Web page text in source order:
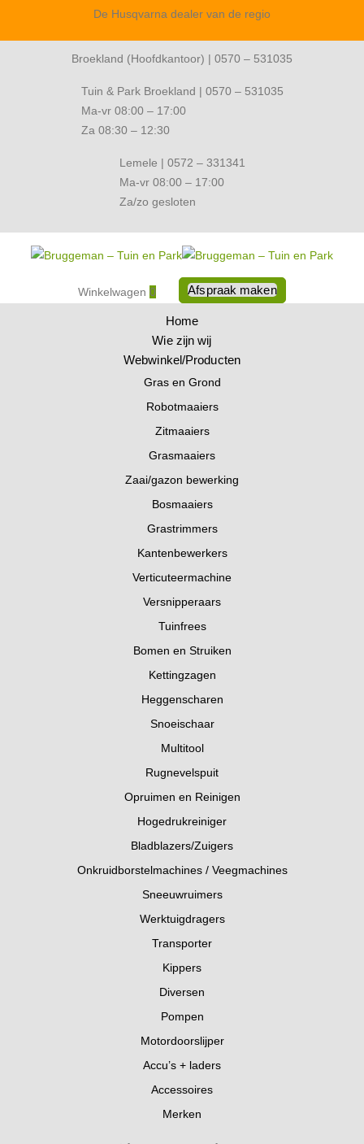
De Husqvarna dealer van de regio
Broekland (Hoofdkantoor) | 0570 – 531035
Tuin & Park Broekland | 0570 – 531035
Ma-vr 08:00 – 17:00
Za 08:30 – 12:30
Lemele | 0572 – 331341
Ma-vr 08:00 – 17:00
Za/zo gesloten
Winkelwagen 0 Afspraak maken
Home
Wie zijn wij
Webwinkel/Producten
Gras en Grond
Robotmaaiers
Zitmaaiers
Grasmaaiers
Zaai/gazon bewerking
Bosmaaiers
Grastrimmers
Kantenbewerkers
Verticuteermachine
Versnipperaars
Tuinfrees
Bomen en Struiken
Kettingzagen
Heggenscharen
Snoeischaar
Multitool
Rugnevelspuit
Opruimen en Reinigen
Hogedrukreiniger
Bladblazers/Zuigers
Onkruidborstelmachines / Veegmachines
Sneeuwruimers
Werktuigdragers
Transporter
Kippers
Diversen
Pompen
Motordoorslijper
Accu’s + laders
Accessoires
Merken